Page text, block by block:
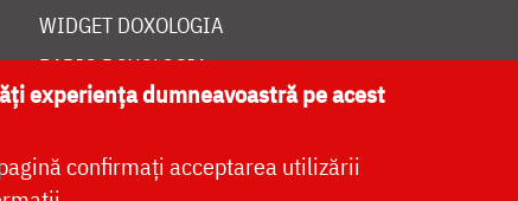
WIDGET DOXOLOGIA
RADIO DOXOLOGIA
experiența dumneavoastră pe acest
confirmați acceptarea utilizării